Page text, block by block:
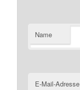
Name
E-Mail-Adresse